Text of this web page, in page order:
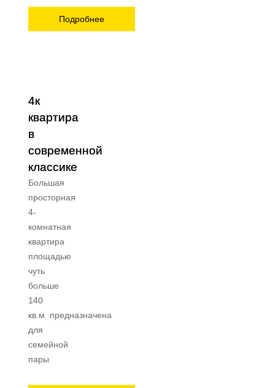
Подробнее
4к
квартира
в
современной
классике
Большая
просторная
4-
комнатная
квартира
площадью
чуть
больше
140
кв.м предназначена
для
семейной
пары